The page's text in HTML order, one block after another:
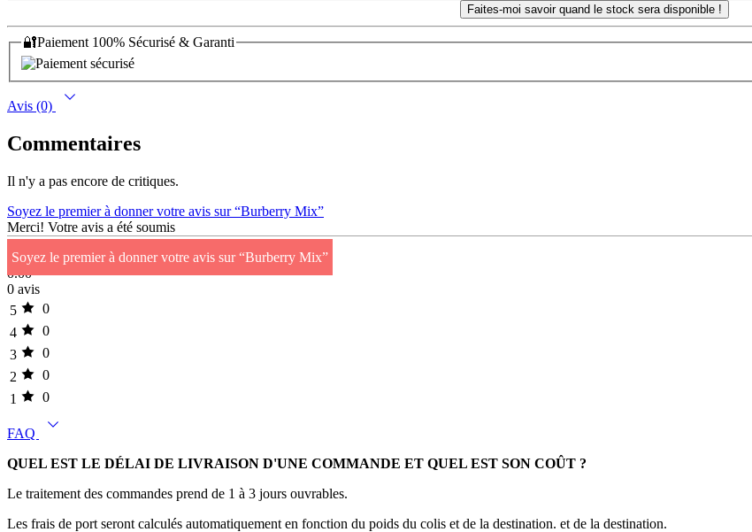
Faites-moi savoir quand le stock sera disponible !
🔐Paiement 100% Sécurisé & Garanti
Avis (0)
0.00
0 avis
5
0
4
0
3
0
2
0
1
0
Merci! Votre avis a été soumis
Soyez le premier à donner votre avis sur “Burberry Mix”
Soyez le premier à donner votre avis sur “Burberry Mix”
Commentaires
Il n'y a pas encore de critiques.
FAQ
QUEL EST LE DÉLAI DE LIVRAISON D'UNE COMMANDE ET QUEL EST SON COÛT ?
Le traitement des commandes prend de 1 à 3 jours ouvrables.
Les frais de port seront calculés automatiquement en fonction du poids du colis et de la destination. et de la destination.